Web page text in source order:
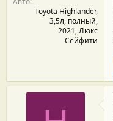
Toyota Highlander,
3,5л, полный,
2021, Люкс
Сейфити